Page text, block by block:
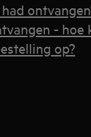
- hoe
op?